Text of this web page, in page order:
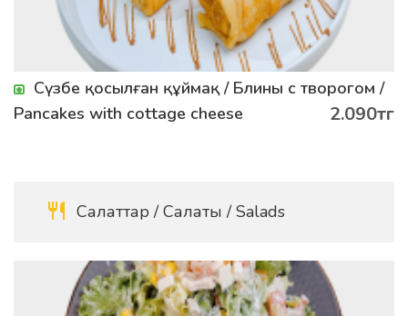
Сүзбе қосылған құймақ / Блины с творогом /
Pancakes with cottage cheese
2.090тг
Салаттар / Салаты / Salads